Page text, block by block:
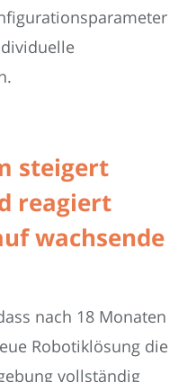
steigert
reagiert
wachsende
nach 18 Monaten
Robotiklösung die
vollständig